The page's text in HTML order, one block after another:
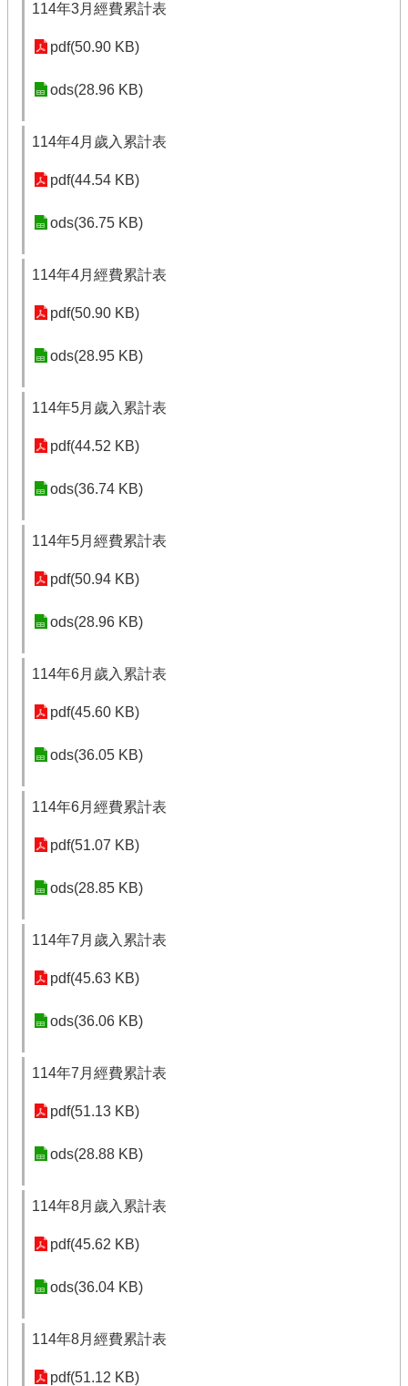
114年3月經費累計表
pdf(50.90 KB)
ods(28.96 KB)
114年4月歲入累計表
pdf(44.54 KB)
ods(36.75 KB)
114年4月經費累計表
pdf(50.90 KB)
ods(28.95 KB)
114年5月歲入累計表
pdf(44.52 KB)
ods(36.74 KB)
114年5月經費累計表
pdf(50.94 KB)
ods(28.96 KB)
114年6月歲入累計表
pdf(45.60 KB)
ods(36.05 KB)
114年6月經費累計表
pdf(51.07 KB)
ods(28.85 KB)
114年7月歲入累計表
pdf(45.63 KB)
ods(36.06 KB)
114年7月經費累計表
pdf(51.13 KB)
ods(28.88 KB)
114年8月歲入累計表
pdf(45.62 KB)
ods(36.04 KB)
114年8月經費累計表
pdf(51.12 KB)